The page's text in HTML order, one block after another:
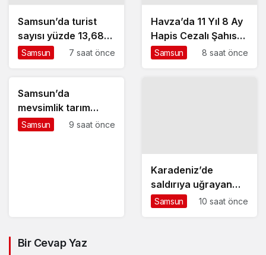
Samsun’da turist
sayısı yüzde 13,68
arttı: Almanlar
Samsun 7 saat önce
Havza’da 11 Yıl 8 Ay
Hapis Cezalı Şahıs
Yakalandı
Samsun 8 saat önce
Samsun’da
mevsimlik tarım
işçileri arasında
Samsun 9 saat önce
Karadeniz’de
saldırıya uğrayan
NADEZHDA gemisi
Samsun 10 saat önce
Bir Cevap Yaz